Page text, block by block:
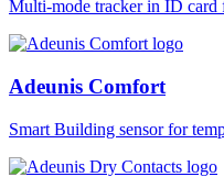
Multi-mode tracker in ID
Adeunis Comfort
Smart Building sensor for